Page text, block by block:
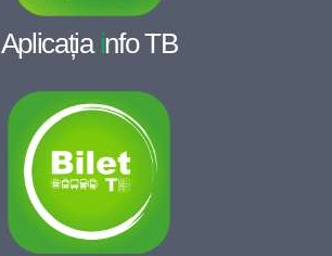
Aplicația info TB